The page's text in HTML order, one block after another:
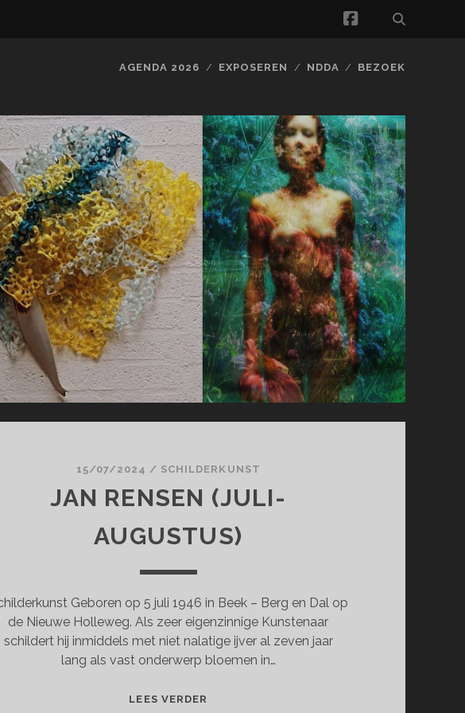
facebook
AGENDA 2026 EXPOSEREN NDDA BEZOEK
15/07/2024 / SCHILDERKUNST
JAN RENSEN (JULI-
AUGUSTUS)
Geboren op 5 juli 1946 in Beek – Berg en Dal op
de Nieuwe Holleweg. Als zeer eigenzinnige Kunstenaar
schildert hij inmiddels met niet nalatige ijver al zeven jaar
lang als vast onderwerp bloemen in…
LEES VERDER